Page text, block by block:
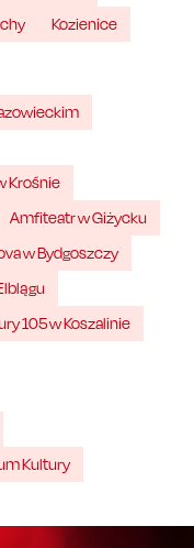
Kozienice
Krośnie
Amfiteatr w Giżycku
w Bydgoszczy
105 w Koszalinie
Kultury